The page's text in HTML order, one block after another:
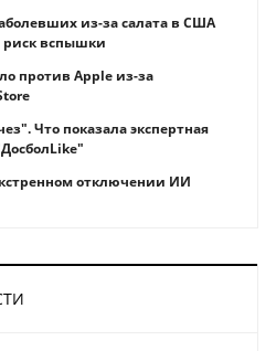
из-за салата в США
риск вспышки
против Apple из-за
Что показала экспертная
отключении ИИ